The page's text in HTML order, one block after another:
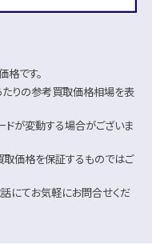
格です。
たりの参考買取価格相場を表
ドが変動する場合がございま
取価格を保証するものではご
にてお気軽にお問合せくだ